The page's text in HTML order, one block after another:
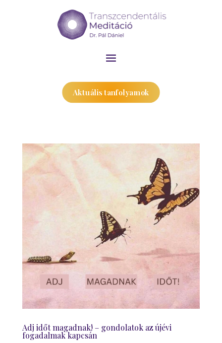
Aktuális tanfolyamok
Adj időt magadnak! – gondolatok az újévi
fogadalmak kapcsán